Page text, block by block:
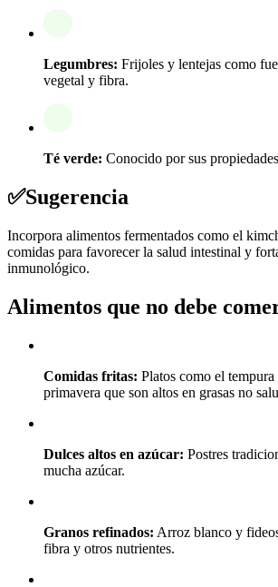
Legumbres: Frijoles y lentejas como
vegetal y fibra.
Té verde: Conocido por sus
✅Sugerencia
Incorpora alimentos fermentados como el
comidas para favorecer la salud intestinal y
inmunológico.
Alimentos que no debe
Comidas fritas: Platos como el
primavera que son altos en grasas no
Dulces altos en azúcar: Postres
mucha azúcar.
Granos refinados: Arroz blanco y
fibra y otros nutrientes.